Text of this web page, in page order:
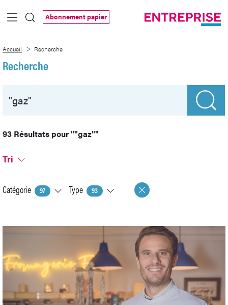
Saut au contenu principal
Abonnement papier
Accueil Recherche
Recherche
93 Résultats pour""gaz""
Tri
Catégorie 97 Type 93